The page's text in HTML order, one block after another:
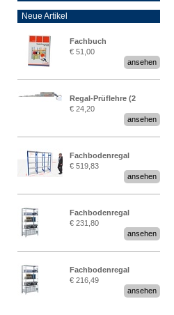
Neue Artikel
Fachbuch
„Regalprüfung nach DIN
€ 51,00
ansehen
Regal-Prüflehre (2
Stück)
€ 24,20
ansehen
Fachbodenregal
Stecksystem MultiPlus
2,25 Meter breit
€ 519,83
ansehen
Fachbodenregal
Stecksystem MultiPlus
€ 231,80
ansehen
Fachbodenregal
Stecksystem MultiPlus
€ 216,49
ansehen